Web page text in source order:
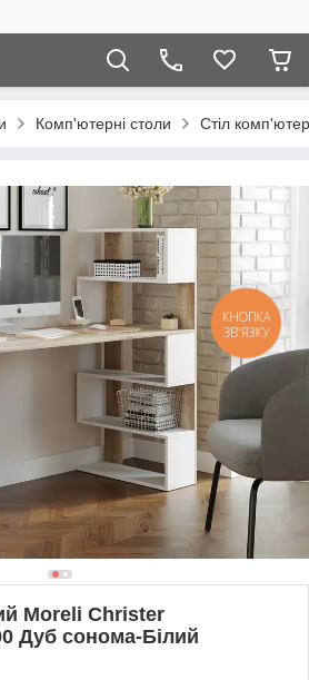
Комп'ютерні столи Стіл
Moreli Christer
Дуб сонома-Білий
КНОПКА
ЗВ'ЯЗКУ